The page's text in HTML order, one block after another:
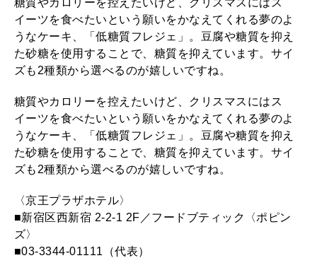
イーツを食べたいという願いをかなえてくれる夢のよ
うなケーキ、「低糖質フレジェ」。豆腐や糖質を抑え
た砂糖を使用することで、糖質を抑えています。サイ
ズも2種類から選べるのが嬉しいですね。
糖質やカロリーを控えたいけど、クリスマスにはス
イーツを食べたいという願いをかなえてくれる夢のよ
うなケーキ、「低糖質フレジェ」。豆腐や糖質を抑え
た砂糖を使用することで、糖質を抑えています。サイ
ズも2種類から選べるのが嬉しいですね。
〈京王プラザホテル〉
■新宿区西新宿 2-2-1 2F／フードブティック〈ポピン
ズ〉
■03-3344-01111（代表）